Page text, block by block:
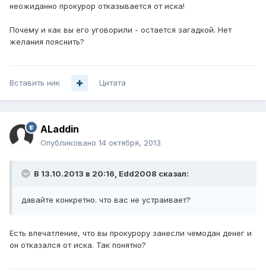
неожиданно прокурор отказывается от иска!
Почему и как вы его уговорили - остается загадкой. Нет
желания пояснить?
Вставить ник Цитата
ALaddin
Опубликовано 14 октября, 2013
В 13.10.2013 в 20:16, Edd2008 сказал:
давайте конкретно. что вас не устраивает?
Есть впечатление, что вы прокурору занесли чемодан денег и
он отказался от иска. Так понятно?